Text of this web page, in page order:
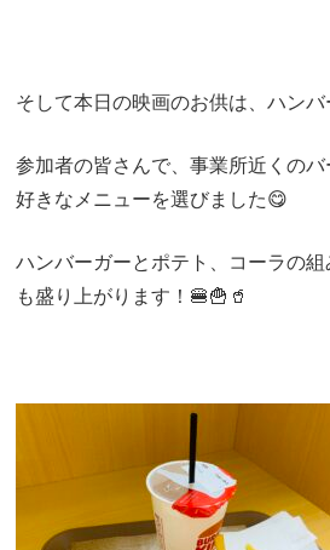
そして本日の映画のお供は、ハンバ
参加者の皆さんで、事業所近くの
好きなメニューを選びました😋
ハンバーガーとポテト、コーラの
も盛り上がります！🍔🍟🥤